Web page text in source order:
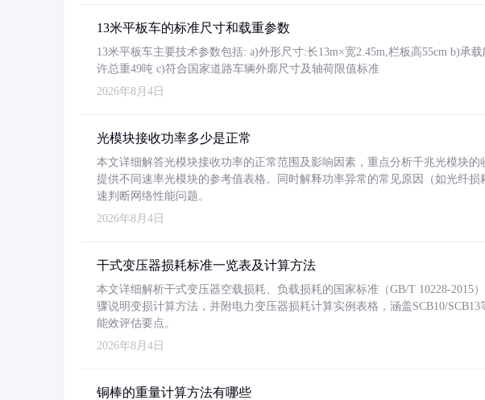
13米平板车的标准尺寸和载重参数
13米平板车主要技术参数包括: a)外形尺寸:长13m×宽2.45m,栏板高55cm b)承
许总重49吨 c)符合国家道路车辆外廓尺寸及轴荷限值标准
2026年8月4日
光模块接收功率多少是正常
本文详细解答光模块接收功率的正常范围及影响因素，重点分析千兆光模块的
提供不同速率光模块的参考值表格。同时解释功率异常的常见原因（如光纤
速判断网络性能问题。
2026年8月4日
干式变压器损耗标准一览表及计算方法
本文详细解析干式变压器空载损耗、负载损耗的国家标准（GB/T 10228-2015
骤说明变损计算方法，并附电力变压器损耗计算实例表格，涵盖SCB10/
能效评估要点。
2026年8月4日
铜棒的重量计算方法有哪些